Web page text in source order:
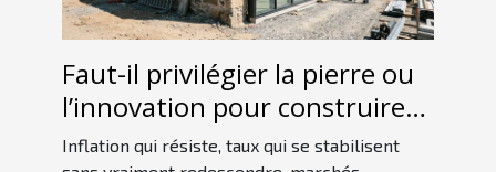
Faut-il privilégier la pierre ou
l’innovation pour construire
un patrimoine ?
Inflation qui résiste, taux qui se stabilisent